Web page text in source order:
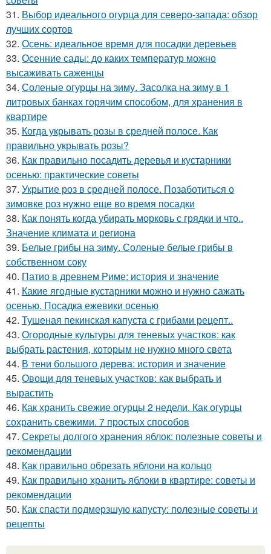
31. Выбор идеального огурца для северо-запада: обзор
лучших сортов
32. Осень: идеальное время для посадки деревьев
33. Осенние сады: до каких температур можно
высаживать саженцы
34. Соленые огурцы на зиму. Засолка на зиму в 1
литровых банках горячим способом, для хранения в
квартире
35. Когда укрывать розы в средней полосе. Как
правильно укрывать розы?
36. Как правильно посадить деревья и кустарники
осенью: практические советы
37. Укрытие роз в средней полосе. Позаботиться о
зимовке роз нужно еще во время посадки
38. Как понять когда убирать морковь с грядки и что..
Значение климата и региона
39. Белые грибы на зиму. Соленые белые грибы в
собственном соку
40. Патио в древнем Риме: история и значение
41. Какие ягодные кустарники можно и нужно сажать
осенью. Посадка ежевики осенью
42. Тушеная пекинская капуста с грибами рецепт..
43. Огородные культуры для теневых участков: как
выбрать растения, которым не нужно много света
44. В тени большого дерева: история и значение
45. Овощи для теневых участков: как выбрать и
вырастить
46. Как хранить свежие огурцы 2 недели. Как огурцы
сохранить свежими. 7 простых способов
47. Секреты долгого хранения яблок: полезные советы и
рекомендации
48. Как правильно обрезать яблони на кольцо
49. Как правильно хранить яблоки в квартире: советы и
рекомендации
50. Как спасти подмерзшую капусту: полезные советы и
рецепты